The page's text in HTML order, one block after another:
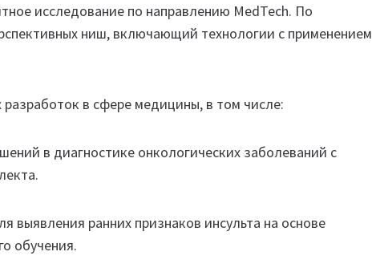
исследование по направлению MedTech. По
ниш, включающий технологии с применением
в сфере медицины, в том числе:
в диагностике онкологических заболеваний с
выявления ранних признаков инсульта на основе
обучения.